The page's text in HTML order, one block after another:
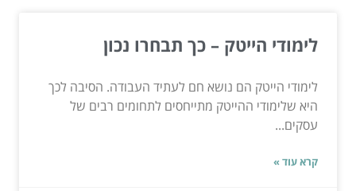
לימודי הייטק – כך תבחרו נכון
לימודי הייטק הם נושא חם לעתיד העבודה. הסיבה לכך
היא שלימודי ההייטק מתייחסים לתחומים רבים של
עסקים...
קרא עוד »